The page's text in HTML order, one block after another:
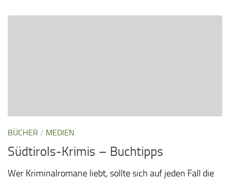
BÜCHER / MEDIEN
Südtirols-Krimis – Buchtipps
Wer Kriminalromane liebt, sollte sich auf jeden Fall die